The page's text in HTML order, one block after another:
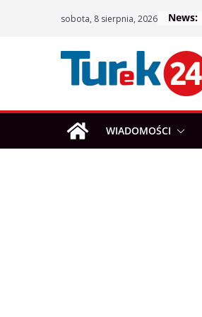
sobota, 8 sierpnia, 2026 News:
WIADOMOŚCI